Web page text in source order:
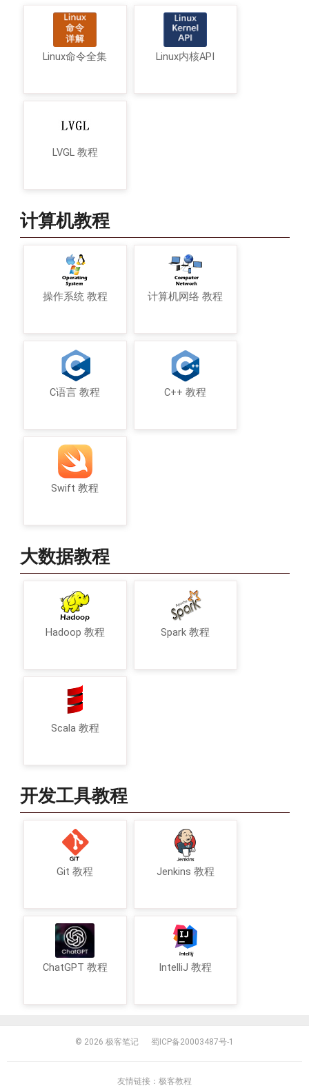
Linux命令全集 Linux内核API
LVGL 教程
计算机教程
操作系统 教程 计算机网络 教程
C语言 教程 C++ 教程
Swift 教程
大数据教程
Hadoop 教程 Spark 教程
Scala 教程
开发工具教程
Git 教程 Jenkins 教程
ChatGPT 教程 IntelliJ 教程
© 2026 极客笔记 蜀ICP备20003487号-1
友情链接： 极客教程